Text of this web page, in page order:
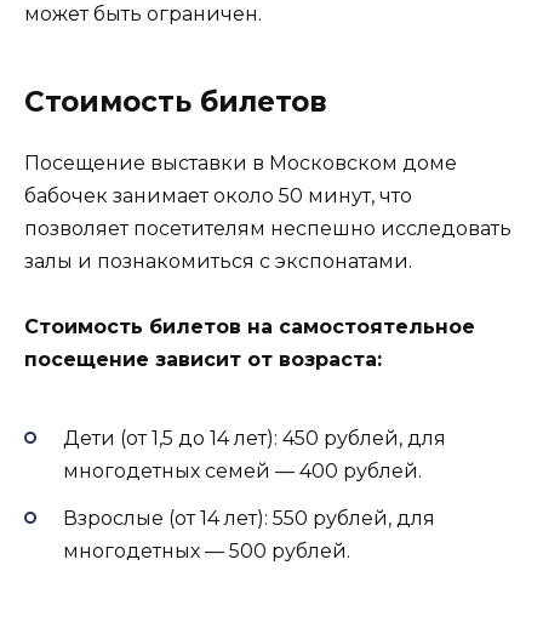
может быть ограничен.
Стоимость билетов
Посещение выставки в Московском доме
бабочек занимает около 50 минут, что
позволяет посетителям неспешно исследовать
залы и познакомиться с экспонатами.
Стоимость билетов на самостоятельное
посещение зависит от возраста:
Дети (от 1,5 до 14 лет): 450 рублей, для
многодетных семей — 400 рублей.
Взрослые (от 14 лет): 550 рублей, для
многодетных — 500 рублей.